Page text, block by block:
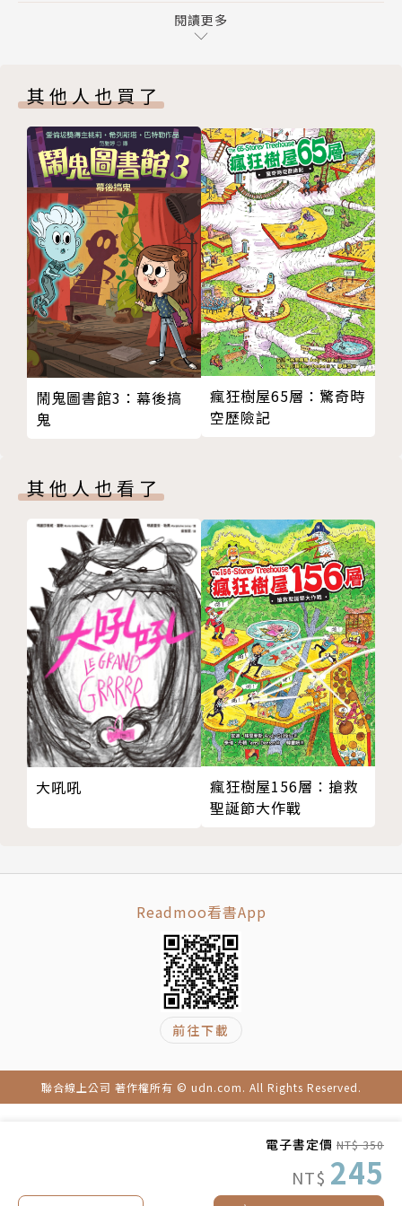
電子書定價 NT$ 350
NT$ 245
遊戲和剪影配對等，從遊戲中訓練專注力及觀察力。
磚。
燒腦推薦
Tey Cheng｜FB【小學生都看什麼書】社團版主
小妹媽媽許伯琴｜我們家的睡前故事主持人
高毓屏│教育部閱讀推手
黃宏輝│教育部閱讀推手
第十章
第十一章
第十二章
第十三章
第十四章
第十五章
解答
封底
閱讀更多
其他人也買了
鬧鬼圖書館3：幕後搞
鬼
瘋狂樹屋65層：驚奇時
空歷險記
其他人也看了
大吼吼
瘋狂樹屋156層：搶救
聖誕節大作戰
Readmoo看書App
前往下載
聯合線上公司 著作權所有 © udn.com. All Rights Reserved.